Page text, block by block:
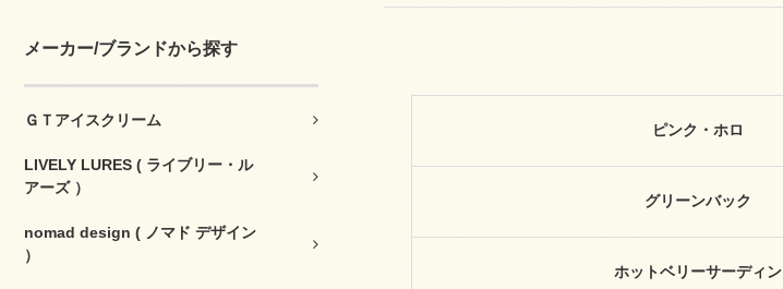
メーカー/ブランドから探す
ＧＴアイスクリーム
LIVELY LURES ( ライブリー・ル
アーズ ）
nomad design ( ノマド デザイン
）
ピンク・ホロ
グリーンバック
ホットベリーサーディン